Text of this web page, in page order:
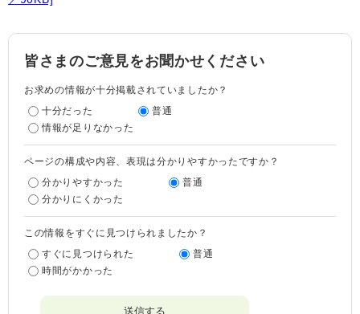
皆さまのご意見をお聞かせください
お求めの情報が十分掲載されていましたか？
十分だった
普通
情報が足りなかった
ページの構成や内容、表現は分かりやすかったですか？
分かりやすかった
普通
分かりにくかった
この情報をすぐに見つけられましたか？
すぐに見つけられた
普通
時間がかかった